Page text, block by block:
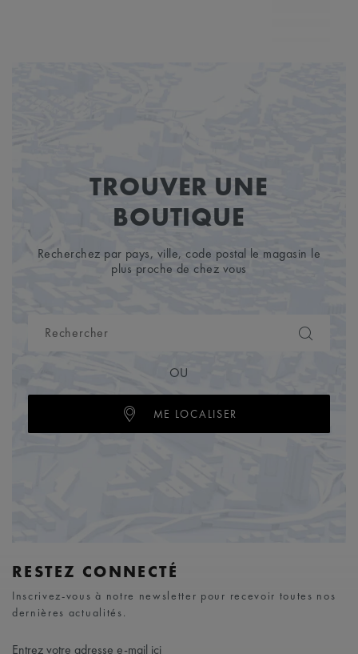
TROUVER UNE
BOUTIQUE
Recherchez par pays, ville, code postal le magasin le
plus proche de chez vous
OU
ME LOCALISER
RESTEZ CONNECTÉ
Inscrivez-vous à notre newsletter pour recevoir toutes nos
dernières actualités.
Entrez votre adresse e-mail ici